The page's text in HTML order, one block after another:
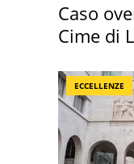
Caso
Cime di
ECCELLENZE